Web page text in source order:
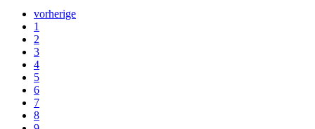
vorherige
1
2
3
4
5
6
7
8